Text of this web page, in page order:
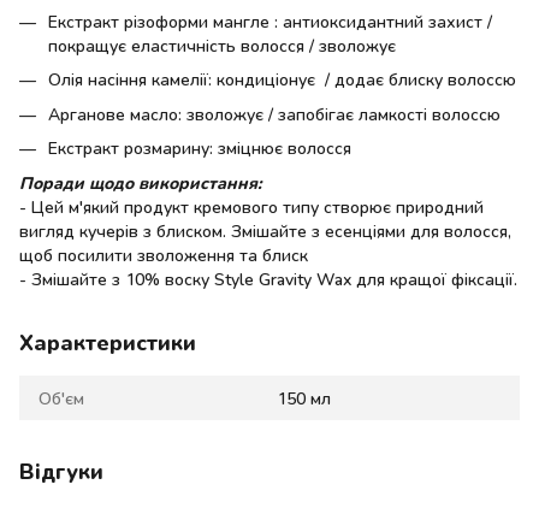
Екстракт різоформи мангле : антиоксидантний захист /
покращує еластичність волосся / зволожує
Олія насіння камелії: кондиціонує / додає блиску волоссю
Арганове масло: зволожує / запобігає ламкості волоссю
Екстракт розмарину: зміцнює волосся
Поради щодо використання:
- Цей м'який продукт кремового типу створює природний
вигляд кучерів з блиском. Змішайте з есенціями для волосся,
щоб посилити зволоження та блиск
- Змішайте з 10% воску Style Gravity Wax для кращої фіксації.
Характеристики
Об'єм 150 мл
Відгуки